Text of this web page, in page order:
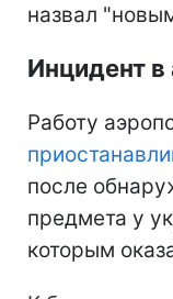
назвал
Инцидент в
Работу
после
предмета у
которым